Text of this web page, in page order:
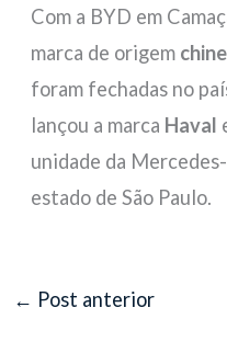
Com a BYD em
marca de origem
foram fechadas no
lançou a marca Haval
unidade da
estado de São Paulo.
← Post anterior